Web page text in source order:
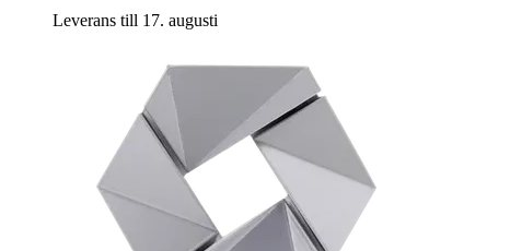
Leverans till 17. augusti